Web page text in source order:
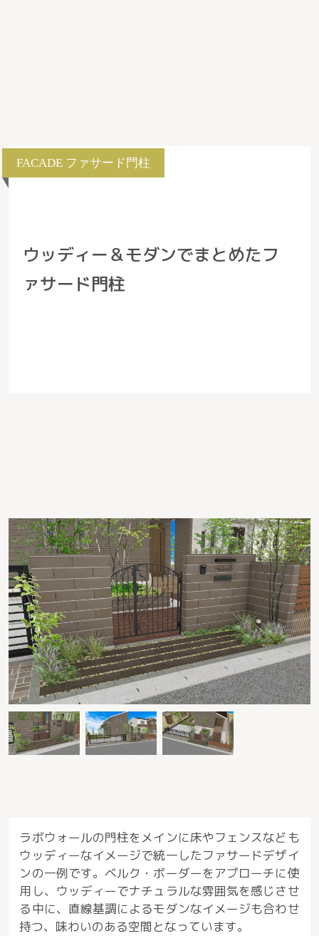
FACADE ファサード門柱
ウッディー＆モダンでまとめたフ
ァサード門柱
ラボウォールの門柱をメインに床やフェンスなども
ウッディーなイメージで統一したファサードデザイ
ンの一例です。ベルク・ボーダーをアプローチに使
用し、ウッディーでナチュラルな雰囲気を感じさせ
る中に、直線基調によるモダンなイメージも合わせ
持つ、味わいのある空間となっています。